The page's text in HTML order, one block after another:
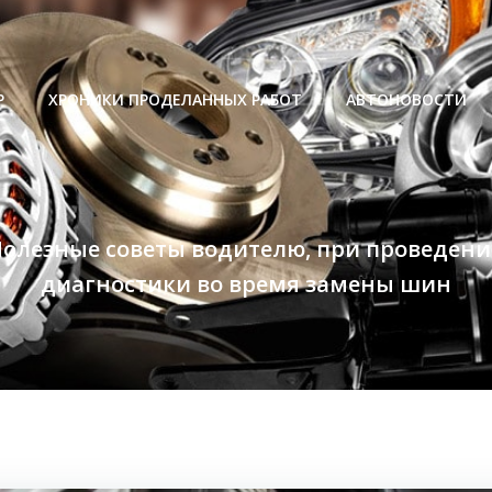
ХРОНИКИ ПРОДЕЛАННЫХ РАБОТ АВТОНОВОСТИ
советы водителю, при
диагностики во время замены шин